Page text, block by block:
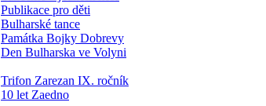
Publikace pro děti
Bulharské tance
Památka Bojky Dobrevy
Den Bulharska ve Volyni
Trifon Zarezan IX. ročník
10 let Zaedno